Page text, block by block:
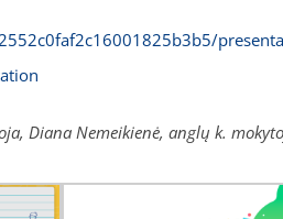
Diana Nemeikienė, anglų k.